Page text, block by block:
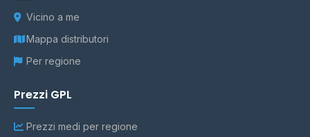
Vicino a me
Mappa distributori
Per regione
Prezzi GPL
Prezzi medi per regione